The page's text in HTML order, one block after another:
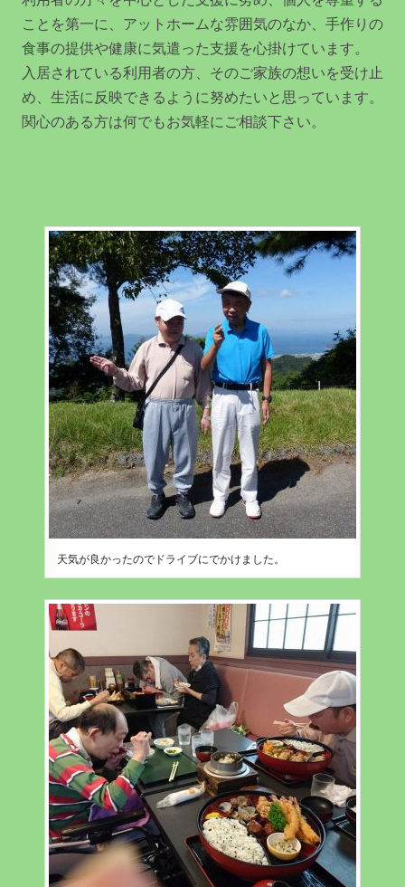
ことを第一に、アットホームな雰囲気のなか、手作りの
食事の提供や健康に気遣った支援を心掛けています。
入居されている利用者の方、そのご家族の想いを受け止
め、生活に反映できるように努めたいと思っています。
関心のある方は何でもお気軽にご相談下さい。
天気が良かったのでドライブにでかけました。